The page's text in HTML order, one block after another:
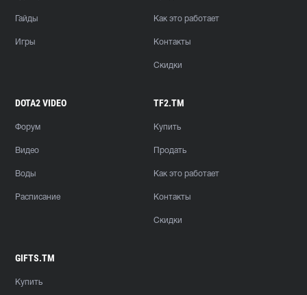
Гайды
Игры
Как это работает
Контакты
Скидки
DOTA2 VIDEO
Форум
Видео
Воды
Расписание
TF2.TM
Купить
Продать
Как это работает
Контакты
Скидки
GIFTS.TM
Купить